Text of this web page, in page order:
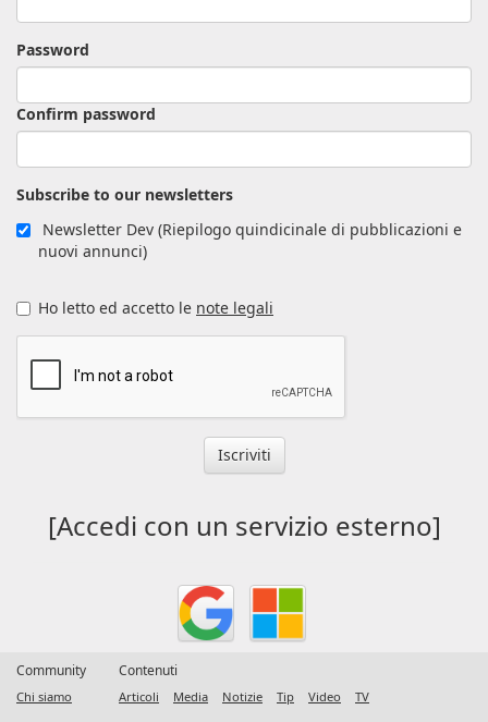
Password
Confirm password
Subscribe to our newsletters
Newsletter Dev (Riepilogo quindicinale di pubblicazioni e
nuovi annunci)
Ho letto ed accetto le note legali
Iscriviti
[Accedi con un servizio esterno]
Community
Chi siamo
Contenuti
Articoli Media Notizie Tip Video TV